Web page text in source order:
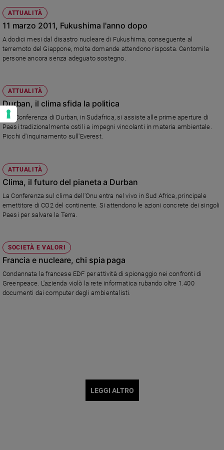
ATTUALITÀ
11 marzo 2011, Fukushima l'anno dopo
A dodici mesi dal disastro nucleare di Fukushima, conseguente al
terremoto del Giappone, molte domande attendono risposta. Centomila
persone ancora senza adeguato sostegno.
ATTUALITÀ
Durban, il clima sfida la politica
Alla Conferenza di Durban, in Sudafrica, si assiste alle prime aperture di
Paesi tradizionalmente ostili a impegni vincolanti in materia ambientale.
Picchi d'inquinamento sull'Everest.
ATTUALITÀ
Clima, il futuro del pianeta a Durban
La Conferenza sul clima dell'Onu entra nel vivo in Sud Africa, principale
emettitore di CO2 del continente. Si attendono le azioni concrete dei singoli
Paesi per salvare la Terra.
SOCIETÀ E VALORI
Francia e nucleare, chi spia paga
Condannata la francese EDF per attività di spionaggio nei confronti di
Greenpeace. L'azienda violò la rete informatica rubando oltre 1.400
documenti dai computer degli ambientalisti.
LEGGI ALTRO